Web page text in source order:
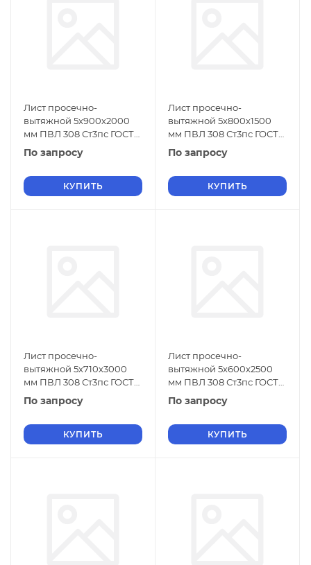
Лист просечно-
вытяжной 5х900х2000
мм ПВЛ 308 Ст3пс ГОСТ
8706-78
По запросу
КУПИТЬ
Лист просечно-
вытяжной 5х800х1500
мм ПВЛ 308 Ст3пс ГОСТ
8706-78
По запросу
КУПИТЬ
Лист просечно-
вытяжной 5х710х3000
мм ПВЛ 308 Ст3пс ГОСТ
8706-78
По запросу
КУПИТЬ
Лист просечно-
вытяжной 5х600х2500
мм ПВЛ 308 Ст3пс ГОСТ
8706-78
По запросу
КУПИТЬ